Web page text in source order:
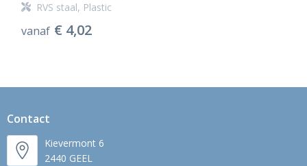
RVS staal, Plastic
vanaf € 4,02
Contact
Kievermont 6
2440 GEEL